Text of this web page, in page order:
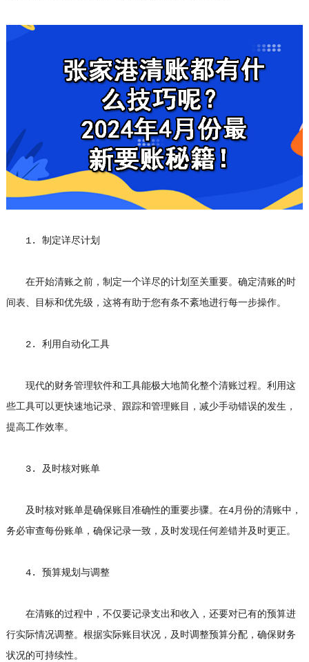
1. 制定详尽计划
在开始清账之前，制定一个详尽的计划至关重要。确定清账的时
间表、目标和优先级，这将有助于您有条不紊地进行每一步操作。
2. 利用自动化工具
现代的财务管理软件和工具能极大地简化整个清账过程。利用这
些工具可以更快速地记录、跟踪和管理账目，减少手动错误的发生，
提高工作效率。
3. 及时核对账单
及时核对账单是确保账目准确性的重要步骤。在4月份的清账中，
务必审查每份账单，确保记录一致，及时发现任何差错并及时更正。
4. 预算规划与调整
在清账的过程中，不仅要记录支出和收入，还要对已有的预算进
行实际情况调整。根据实际账目状况，及时调整预算分配，确保财务
状况的可持续性。